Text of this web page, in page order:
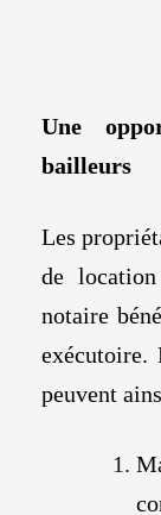
Une
bailleurs
Les
de
notaire
exécutoire.
peuvent